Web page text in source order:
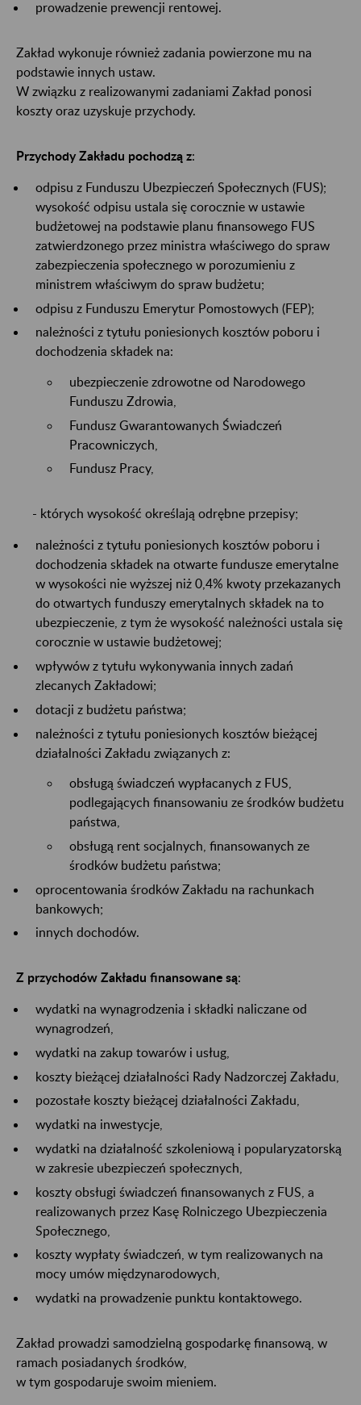
prowadzenie prewencji rentowej.
Zakład wykonuje również zadania powierzone mu na
podstawie innych ustaw.
W związku z realizowanymi zadaniami Zakład ponosi
koszty oraz uzyskuje przychody.
Przychody Zakładu pochodzą z:
odpisu z Funduszu Ubezpieczeń Społecznych (FUS);
wysokość odpisu ustala się corocznie w ustawie
budżetowej na podstawie planu finansowego FUS
zatwierdzonego przez ministra właściwego do spraw
zabezpieczenia społecznego w porozumieniu z
ministrem właściwym do spraw budżetu;
odpisu z Funduszu Emerytur Pomostowych (FEP);
należności z tytułu poniesionych kosztów poboru i
dochodzenia składek na:
ubezpieczenie zdrowotne od Narodowego
Funduszu Zdrowia,
Fundusz Gwarantowanych Świadczeń
Pracowniczych,
Fundusz Pracy,
- których wysokość określają odrębne przepisy;
należności z tytułu poniesionych kosztów poboru i
dochodzenia składek na otwarte fundusze emerytalne
w wysokości nie wyższej niż 0,4% kwoty przekazanych
do otwartych funduszy emerytalnych składek na to
ubezpieczenie, z tym że wysokość należności ustala się
corocznie w ustawie budżetowej;
wpływów z tytułu wykonywania innych zadań
zlecanych Zakładowi;
dotacji z budżetu państwa;
należności z tytułu poniesionych kosztów bieżącej
działalności Zakładu związanych z:
obsługą świadczeń wypłacanych z FUS,
podlegających finansowaniu ze środków budżetu
państwa,
obsługą rent socjalnych, finansowanych ze
środków budżetu państwa;
oprocentowania środków Zakładu na rachunkach
bankowych;
innych dochodów.
Z przychodów Zakładu finansowane są:
wydatki na wynagrodzenia i składki naliczane od
wynagrodzeń,
wydatki na zakup towarów i usług,
koszty bieżącej działalności Rady Nadzorczej Zakładu,
pozostałe koszty bieżącej działalności Zakładu,
wydatki na inwestycje,
wydatki na działalność szkoleniową i popularyzatorską
w zakresie ubezpieczeń społecznych,
koszty obsługi świadczeń finansowanych z FUS, a
realizowanych przez Kasę Rolniczego Ubezpieczenia
Społecznego,
koszty wypłaty świadczeń, w tym realizowanych na
mocy umów międzynarodowych,
wydatki na prowadzenie punktu kontaktowego.
Zakład prowadzi samodzielną gospodarkę finansową, w
ramach posiadanych środków,
w tym gospodaruje swoim mieniem.